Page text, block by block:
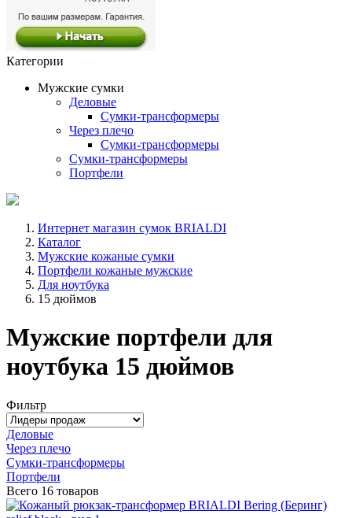
Категории
Мужские сумки
Деловые
Сумки-трансформеры
Через плечо
Сумки-трансформеры
Сумки-трансформеры
Портфели
Интернет магазин сумок BRIALDI
Каталог
Мужские кожаные сумки
Портфели кожаные мужские
Для ноутбука
15 дюймов
Мужские портфели для
ноутбука 15 дюймов
Фильтр
Деловые
Через плечо
Сумки-трансформеры
Портфели
Всего 16 товаров